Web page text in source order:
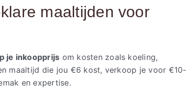
maaltijden voor
je inkoopprijs om kosten zoals koeling,
maaltijd die jou €6 kost, verkoop je voor €10-
en expertise.